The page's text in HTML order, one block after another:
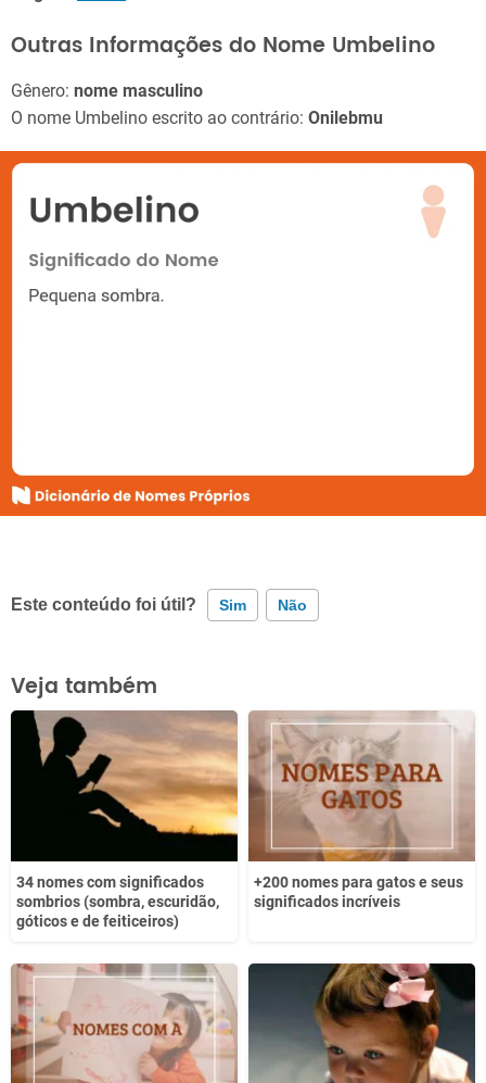
Outras Informações do Nome Umbelino
Gênero: nome masculino
O nome Umbelino escrito ao contrário: Onilebmu
Este conteúdo foi útil? Sim Não
Este conteúdo contém informação incorreta
Este conteúdo não tem a informação que procuro
Outro
Veja também
34 nomes com significados
sombrios (sombra, escuridão,
góticos e de feiticeiros)
+200 nomes para gatos e seus
significados incríveis